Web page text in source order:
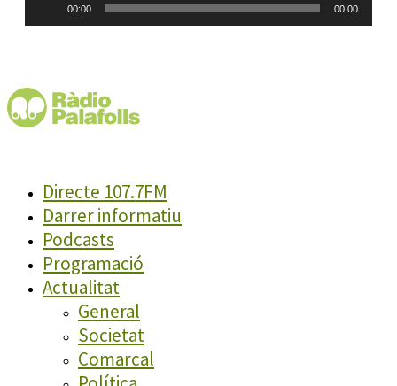
00:00 00:00
Directe 107.7FM
Darrer informatiu
Podcasts
Programació
Actualitat
General
Societat
Comarcal